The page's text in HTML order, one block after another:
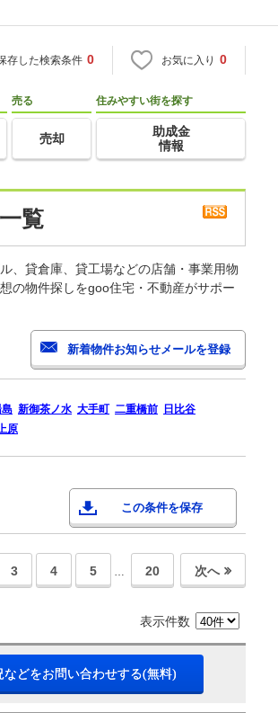
存した検索条件 0 お気に入り 0
売る
売却
住みやすい街を探す
助成金
情報
覧
、貸倉庫、貸工場などの店舗・事業用物
の物件探しをgoo住宅・不動産がサポー
新御茶ノ水 大手町 二重橋前
日比谷
原
この条件を保存
3 4 5 … 20 次へ
表示件数
などをお問い合わせする(無料)